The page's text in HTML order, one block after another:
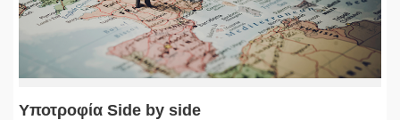
Υποτροφία Side by side